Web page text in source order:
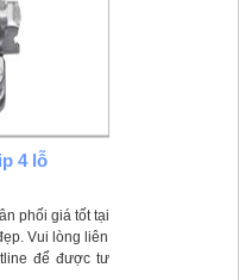
4 lỗ
phối giá tốt tại
Vui lòng liên
để được tư